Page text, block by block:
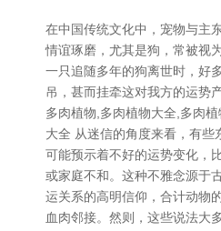
在中国传统文化中，宠物与主
情谊琢磨，尤其是狗，常被视
一只追随多年的狗离世时，好
吊，甚而挂牵这对我方的运势
多肉植物,多肉植物大全,多肉
大全 从迷信的角度来看，有些
可能预示着不好的运势变化，
或家庭不和。这种不雅念源于
运关系的高明信仰，合计动物
血肉邻接。然则，这些说法大